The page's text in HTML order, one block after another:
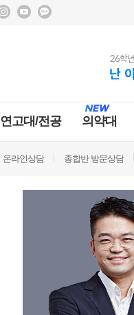
연고대/전공 의약대
온라인상담 종합반 방문상담